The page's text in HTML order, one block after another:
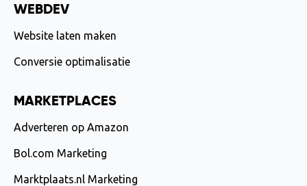
WEBDEV
Website laten maken
Conversie optimalisatie
MARKETPLACES
Adverteren op Amazon
Bol.com Marketing
Marktplaats.nl Marketing